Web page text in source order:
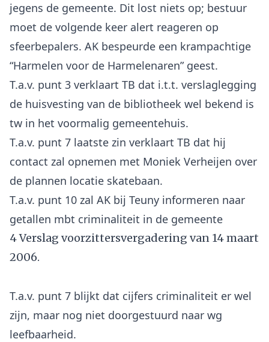
jegens de gemeente. Dit lost niets op; bestuur
moet de volgende keer alert reageren op
sfeerbepalers. AK bespeurde een krampachtige
“Harmelen voor de Harmelenaren” geest.
T.a.v. punt 3 verklaart TB dat i.t.t. verslaglegging
de huisvesting van de bibliotheek wel bekend is
tw in het voormalig gemeentehuis.
T.a.v. punt 7 laatste zin verklaart TB dat hij
contact zal opnemen met Moniek Verheijen over
de plannen locatie skatebaan.
T.a.v. punt 10 zal AK bij Teuny informeren naar
4 Verslag voorzittersvergadering van 14 maart
2006.
T.a.v. punt 7 blijkt dat cijfers criminaliteit er wel
zijn, maar nog niet doorgestuurd naar wg
leefbaarheid.